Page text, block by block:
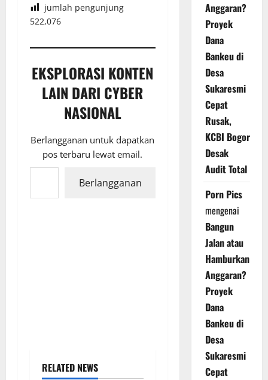
jumlah pengunjung
522,076
EKSPLORASI KONTEN
LAIN DARI CYBER
NASIONAL
Berlangganan untuk dapatkan
pos terbaru lewat email.
Ketikkan email Anda...
Berlangganan
RELATED NEWS
Anggaran?
Proyek
Dana
Bankeu di
Desa
Sukaresmi
Cepat
Rusak,
KCBI Bogor
Desak
Audit Total
Porn Pics
mengenai
Bangun
Jalan atau
Hamburkan
Anggaran?
Proyek
Dana
Bankeu di
Desa
Sukaresmi
Cepat